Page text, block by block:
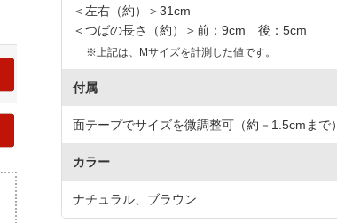
＜左右（約）＞31cm
＜つばの長さ（約）＞前：9cm 後：5cm
※上記は、Mサイズを計測した値です。
付属
面テープでサイズを微調整可（約－1.5cmまで）
カラー
ナチュラル、ブラウン